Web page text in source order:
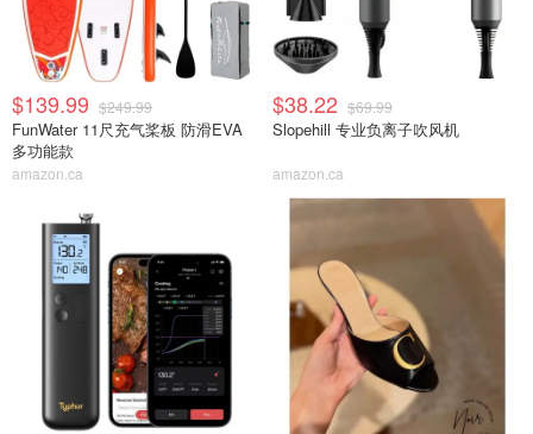
$139.99 $249.99
FunWater 11尺充气桨板 防滑EVA
多功能款
amazon.ca
$38.22 $69.99
Slopehill 专业负离子吹风机
amazon.ca